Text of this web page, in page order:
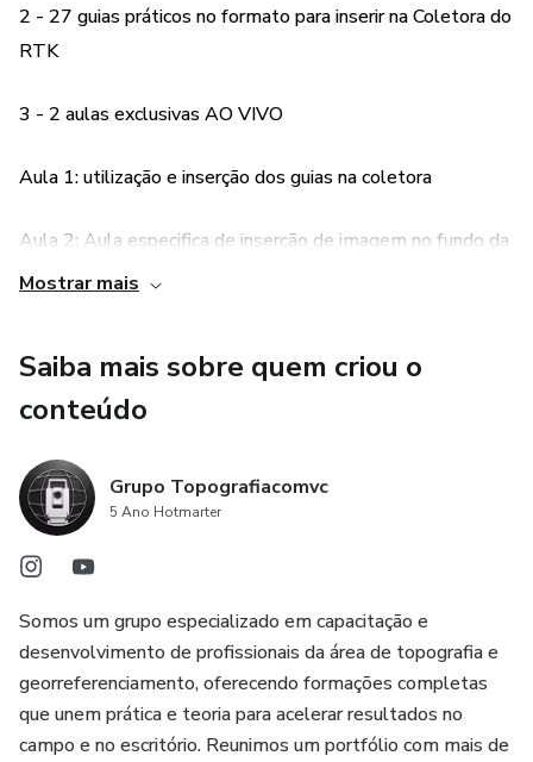
Calculo de volume
Desenho estender linha
Divisão de área
Estaqueamento MAPA
Exportar para Google Earth
Importar/Exportar DWG
Informações de uma linha
Levantamento com o RTK
2 - 27 guias práticos no formato para inserir na Coletora do
RTK
3 - 2 aulas exclusivas AO VIVO
Aula 1: utilização e inserção dos guias na coletora
Aula 2: Aula especifica de inserção de imagem no fundo da
coletora
Os Guias práticos vão te ajudar a ter:
Acesso rápido das ferramentas
Agilidade na execução os trabalhos
Diferenciação
Melhoria no desenvolvimento
Mostrar mais
Saiba mais sobre quem criou o
conteúdo
Grupo Topografiacomvc
5 Ano Hotmarter
Somos um grupo especializado em capacitação e
desenvolvimento de profissionais da área de topografia e
georreferenciamento, oferecendo formações completas
que unem prática e teoria para acelerar resultados no
campo e no escritório. Reunimos um portfólio com mais de